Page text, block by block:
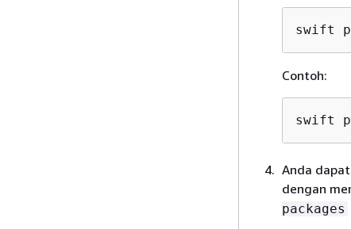
swift
Contoh:
swift
Anda
dengan
packages